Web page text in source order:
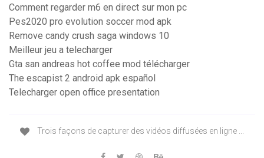
Comment regarder m6 en direct sur mon pc
Pes2020 pro evolution soccer mod apk
Remove candy crush saga windows 10
Meilleur jeu a telecharger
Gta san andreas hot coffee mod télécharger
The escapist 2 android apk español
Telecharger open office presentation
Trois façons de capturer des vidéos diffusées en ligne ...